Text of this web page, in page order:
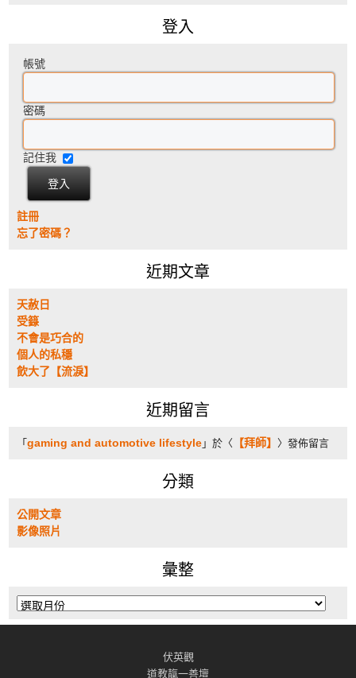
登入
帳號
密碼
記住我
註冊
忘了密碼？
近期文章
天赦日
受籙
不會是巧合的
個人的私穩
飲大了【流淚】
近期留言
「gaming and automotive lifestyle 」於〈 【拜師】 〉發佈留言
分類
公開文章
影像照片
彙整
彙
伏英觀
道教靝一善壇